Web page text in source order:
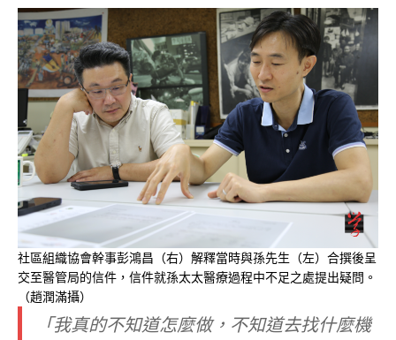
社區組織協會幹事彭鴻昌（右）解釋當時與孫先生（左）合撰後呈
交至醫管局的信件，信件就孫太太醫療過程中不足之處提出疑問。
（趙潤滿攝）
「我真的不知道怎麼做，不知道去找什麼機